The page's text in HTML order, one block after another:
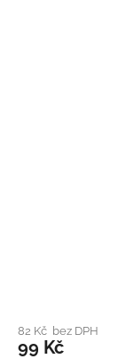
82 Kč bez DPH
99 Kč